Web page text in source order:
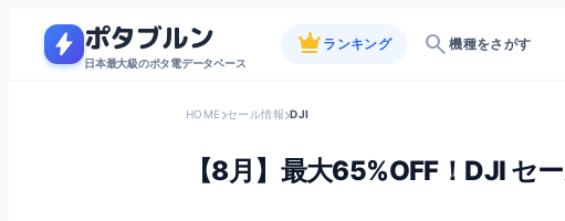
bolt ポタブルン
日本最大級のポタ電データベース
crown ランキング search機種をさがす
HOME セール情報 DJI
【8月】最大65%OFF！DJI セ